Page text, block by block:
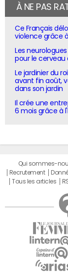
À NE PAS
Ce Français
violence grâce
Les
pour le cerveau
Le jardinier du
avant fin août,
dans son jardin
Il crée une
6 mois grâce à
Qui sommes-
Recrutement
Tous les articles